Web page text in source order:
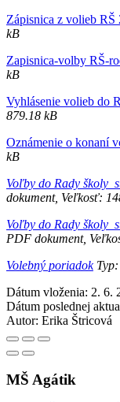
Zápisnica z volieb RŠ
kB
Zapisnica-volby RŠ-
kB
Vyhlásenie volieb do
879.18 kB
Oznámenie o konaní
kB
Voľby do Rady
dokument, Veľkosť:
Voľby do Rady
PDF dokument,
Volebný poriadokTyp:
Dátum vloženia: 2. 6.
Dátum poslednej
Autor: Erika Štricová
MŠ Agátik